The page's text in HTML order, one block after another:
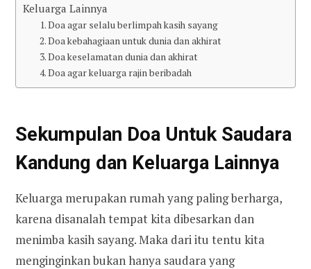
Keluarga Lainnya
1. Doa agar selalu berlimpah kasih sayang
2. Doa kebahagiaan untuk dunia dan akhirat
3. Doa keselamatan dunia dan akhirat
4. Doa agar keluarga rajin beribadah
Sekumpulan Doa Untuk Saudara
Kandung dan Keluarga Lainnya
Keluarga merupakan rumah yang paling berharga,
karena disanalah tempat kita dibesarkan dan
menimba kasih sayang. Maka dari itu tentu kita
menginginkan bukan hanya saudara yang